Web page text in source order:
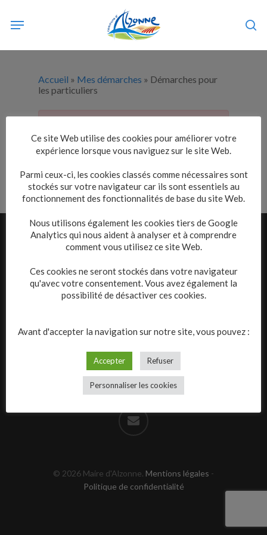
main
1 Clic
Accueil » Mes démarches » Démarches pour
les particuliers
Alzonne
Horaires :Lundi > vendredi : 08h00 –12h00 /
Téléphone :04 68 78 57 50
facebook youtube instagram phone
email
© 2026 Maire d'Alzonne. Mentions légales -
Politique de confidentialité
Ce site Web utilise des cookies pour améliorer votre
expérience lorsque vous naviguez sur le site Web.
Parmi ceux-ci, les cookies classés comme nécessaires sont
stockés sur votre navigateur car ils sont essentiels au
fonctionnement des fonctionnalités de base du site Web.
Nous utilisons également les cookies tiers de Google
Analytics qui nous aident à analyser et à comprendre
comment vous utilisez ce site Web.
Ces cookies ne seront stockés dans votre navigateur
qu'avec votre consentement. Vous avez également la
possibilité de désactiver ces cookies.
Avant d'accepter la navigation sur notre site, vous pouvez :
Accepter Refuser
Personnaliser les cookies